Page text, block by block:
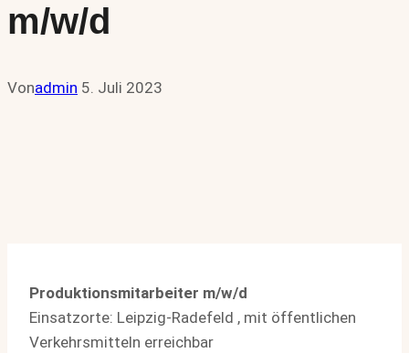
m/w/d
Vonadmin 5. Juli 2023
Produktionsmitarbeiter m/w/d
Einsatzorte: Leipzig-Radefeld , mit öffentlichen
Verkehrsmitteln erreichbar